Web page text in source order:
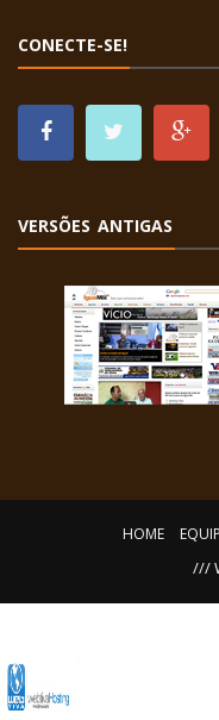
CONECTE-SE!
VERSÕES ANTIGAS
HOME
///